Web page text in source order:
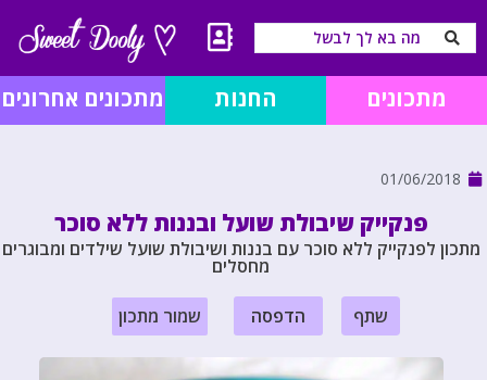
מתכונים החנות מתכונים אחרונים
01/06/2018
פנקייק שיבולת שועל ובננות ללא סוכר
מתכון לפנקייק ללא סוכר עם בננות ושיבולת שועל שילדים ומבוגרים
מחסלים
שתף הדפסה שמור מתכון